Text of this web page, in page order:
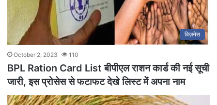
बिज़नेस
October 2, 2023 110
BPL Ration Card List बीपीएल राशन कार्ड की नई सूची
जारी, इस प्रोसेस से फटाफट देखे लिस्ट में अपना नाम